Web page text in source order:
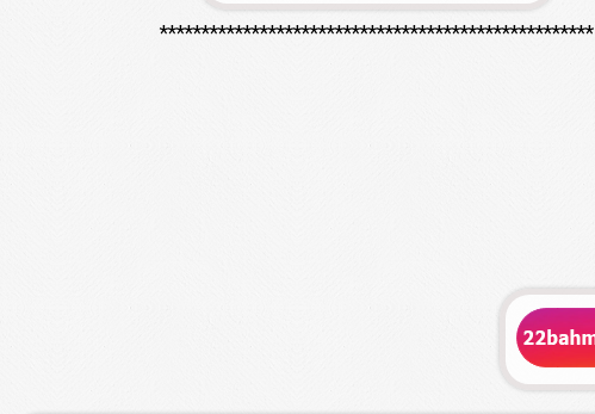
****************************************************